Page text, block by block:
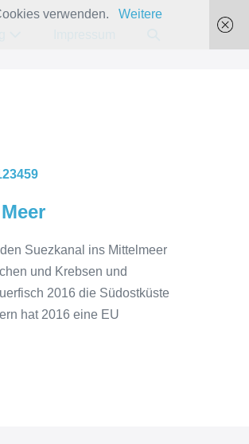
Suezkanal ins Mittelmeer
und Krebsen und
2016 die Südostküste
hat 2016 eine EU
verwenden.
Weitere